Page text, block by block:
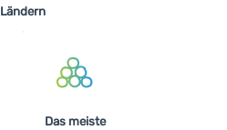
Ländern
Das meiste